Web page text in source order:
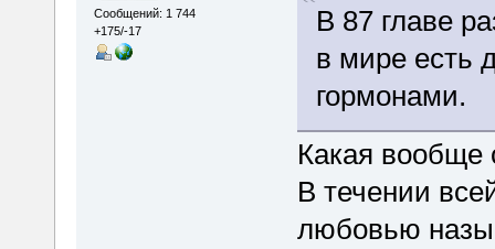
Сообщений: 1 744
+175/-17
В 87 главе
в мире есть
гормонами.
Какая
В течении
любовью